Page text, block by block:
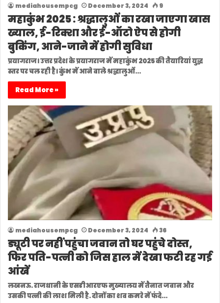
mediahousempcg December 3, 2024 9
महाकुंभ 2025 : श्रद्धालुओं का रखा जाएगा खास
ख्याल, ई-रिक्शा और ई-ऑटो ऐप से होगी
बुकिंग, आने-जाने में होगी सुविधा
प्रयागराज। उत्तर प्रदेश के प्रयागराज में महाकुंभ 2025 की तैयारियां युद्ध
स्तर पर चल रही है। कुंभ में आने वाले श्रद्धालुओं…
Read More »
mediahousempcg December 3, 2024 36
ड्यूटी पर नहीं पहुंचा जवान तो घर पहुंचे दोस्त,
फिर पति-पत्नी को जिस हाल में देखा फटी रह गई
आंखें
लखनऊ. राजधानी के एसडीआरएफ मुख्यालय में तैनात जवान और
उसकी पत्नी की लाश मिली है. दोनों का शव कमरे में फंदे…